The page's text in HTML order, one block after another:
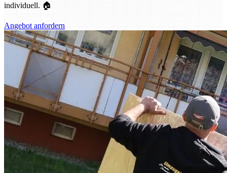
individuell. 🏠
Angebot anfordern